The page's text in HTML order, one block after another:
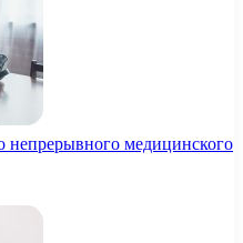
медицинского